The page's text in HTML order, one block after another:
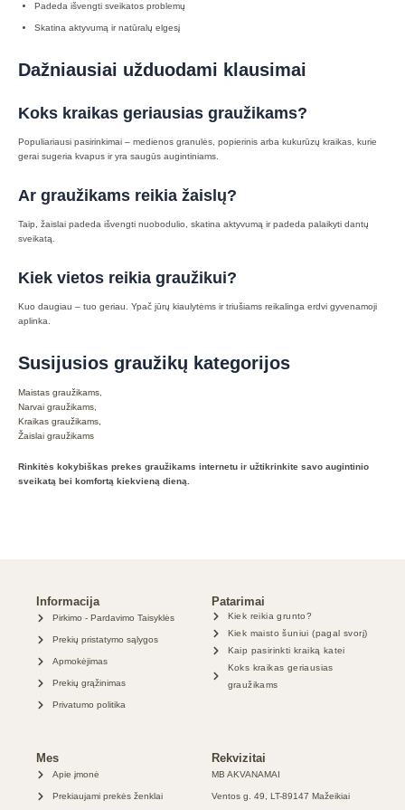
Padeda išvengti sveikatos problemų
Skatina aktyvumą ir natūralų elgesį
Dažniausiai užduodami klausimai
Koks kraikas geriausias graužikams?
Populiariausi pasirinkimai – medienos granulės, popierinis arba kukurūzų kraikas, kurie
gerai sugeria kvapus ir yra saugūs augintiniams.
Ar graužikams reikia žaislų?
Taip, žaislai padeda išvengti nuobodulio, skatina aktyvumą ir padeda palaikyti dantų
sveikatą.
Kiek vietos reikia graužikui?
Kuo daugiau – tuo geriau. Ypač jūrų kiaulytėms ir triušiams reikalinga erdvi gyvenamoji
aplinka.
Susijusios graužikų kategorijos
Maistas graužikams,
Narvai graužikams,
Kraikas graužikams,
Žaislai graužikams
Rinkitės kokybiškas prekes graužikams internetu ir užtikrinkite savo augintinio
sveikatą bei komfortą kiekvieną dieną.
Informacija
Pirkimo - Pardavimo Taisyklės
Prekių pristatymo sąlygos
Apmokėjimas
Prekių grąžinimas
Privatumo politika
Patarimai
Kiek reikia grunto?
Kiek maisto šuniui (pagal svorį)
Kaip pasirinkti kraiką katei
Koks kraikas geriausias
graužikams
Mes
Apie įmonė
Prekiaujami prekės ženklai
Rekvizitai
MB AKVANAMAI
Ventos g. 49, LT-89147 Mažeikiai